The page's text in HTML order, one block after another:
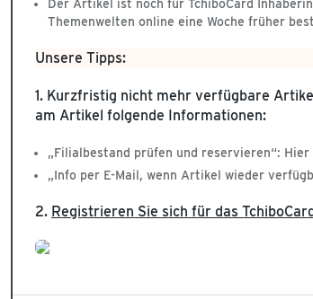
Der Artikel ist noch für TchiboCard
Themenwelten online eine Woche früher
Unsere Tipps:
1. Kurzfristig nicht mehr verfügbare
am Artikel folgende Informationen:
„Filialbestand prüfen und reservieren“:
„Info per E-Mail, wenn Artikel wieder
2. Registrieren Sie sich für das